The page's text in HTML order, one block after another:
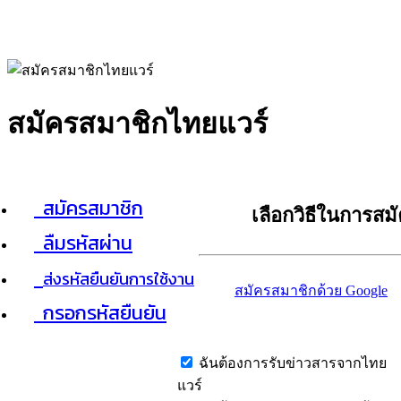
สมัครสมาชิกไทยแวร์
สมัครสมาชิก
ลืมรหัสผ่าน
ส่งรหัสยืนยันการใช้งาน
กรอกรหัสยืนยัน
เลือกวิธีในการส
สมัครสมาชิกด้วย Google
ฉันต้องการรับข่าวสารจากไทย
แวร์